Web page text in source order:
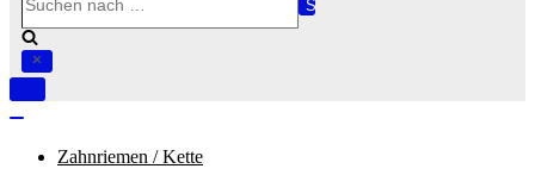
nach …
Navigation
Zahnriemen / Kette